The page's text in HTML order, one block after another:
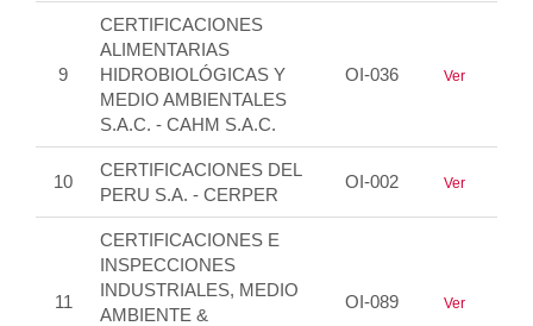
9
CERTIFICACIONES
ALIMENTARIAS
HIDROBIOLÓGICAS Y
MEDIO AMBIENTALES
S.A.C. - CAHM S.A.C.
OI-036 Ver
10
CERTIFICACIONES DEL
PERU S.A. - CERPER
OI-002 Ver
11
CERTIFICACIONES E
INSPECCIONES
INDUSTRIALES, MEDIO
AMBIENTE &
OI-089 Ver